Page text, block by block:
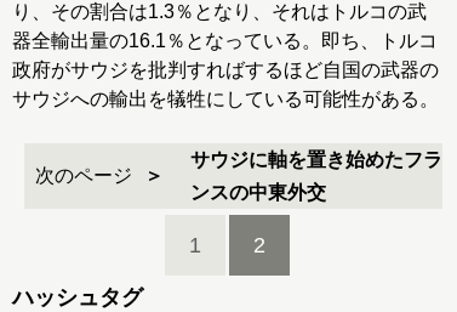
り、その割合は1.3％となり、それはトルコの武
器全輸出量の16.1％となっている。即ち、トルコ
政府がサウジを批判すればするほど自国の武器の
サウジへの輸出を犠牲にしている可能性がある。
次のページ
サウジに軸を置き始めたフラ
ンスの中東外交
1 2
ハッシュタグ